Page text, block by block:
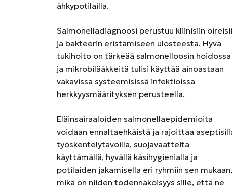
ähkypotilailla.
Salmonelladiagnoosi perustuu kliinisiin
ja bakteerin eristämiseen ulosteesta. Hyvä
tukihoito on tärkeää salmonelloosin hoidossa
ja mikrobilääkkeitä tulisi käyttää ainoastaan
vakavissa systeemisissä infektioissa
herkkyysmäärityksen perusteella.
Eläinsairaaloiden salmonellaepidemioita
voidaan ennaltaehkäistä ja rajoittaa
työskentelytavoilla, suojavaatteita
käyttämällä, hyvällä käsihygienialla ja
potilaiden jakamisella eri ryhmiin sen mukaan,
mikä on niiden todennäköisyys sille, että ne